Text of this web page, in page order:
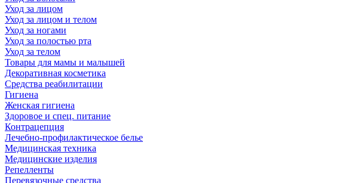
Уход за лицом
Уход за лицом и телом
Уход за ногами
Уход за полостью рта
Уход за телом
Товары для мамы и малышей
Декоративная косметика
Средства реабилитации
Гигиена
Женская гигиена
Здоровое и спец. питание
Контрацепция
Лечебно-профилактическое белье
Медицинская техника
Медицинские изделия
Репелленты
Перевязочные средства